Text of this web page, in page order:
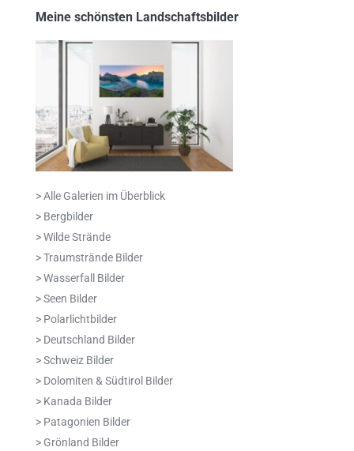
Meine schönsten Landschaftsbilder
> Alle Galerien im Überblick
> Bergbilder
> Wilde Strände
> Traumstrände Bilder
> Wasserfall Bilder
> Seen Bilder
> Polarlichtbilder
> Deutschland Bilder
> Schweiz Bilder
> Dolomiten & Südtirol Bilder
> Kanada Bilder
> Patagonien Bilder
> Grönland Bilder